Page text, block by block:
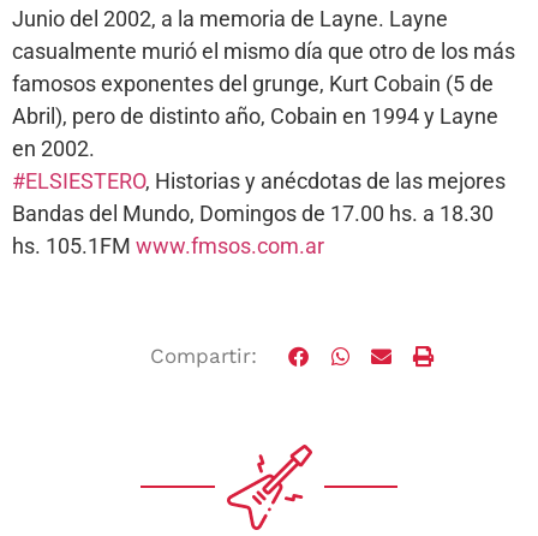
Junio del 2002, a la memoria de Layne. Layne
casualmente murió el mismo día que otro de los más
famosos exponentes del grunge, Kurt Cobain (5 de
Abril), pero de distinto año, Cobain en 1994 y Layne
en 2002.
#ELSIESTERO, Historias y anécdotas de las mejores
Bandas del Mundo, Domingos de 17.00 hs. a 18.30
hs. 105.1FM www.fmsos.com.ar
Compartir: